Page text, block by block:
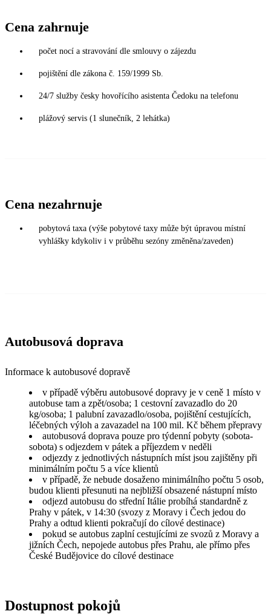
Cena zahrnuje
počet nocí a stravování dle smlouvy o zájezdu
pojištění dle zákona č. 159/1999 Sb.
24/7 služby česky hovořícího asistenta Čedoku na telefonu
plážový servis (1 slunečník, 2 lehátka)
Cena nezahrnuje
pobytová taxa (výše pobytové taxy může být úpravou místní
vyhlášky kdykoliv i v průběhu sezóny změněna/zaveden)
Autobusová doprava
Informace k autobusové dopravě
v případě výběru autobusové dopravy je v ceně 1 místo v
autobuse tam a zpět/osoba; 1 cestovní zavazadlo do 20
kg/osoba; 1 palubní zavazadlo/osoba, pojištění cestujících,
léčebných výloh a zavazadel na 100 mil. Kč během přepravy
autobusová doprava pouze pro týdenní pobyty (sobota-
sobota) s odjezdem v pátek a příjezdem v neděli
odjezdy z jednotlivých nástupních míst jsou zajištěny při
minimálním počtu 5 a více klientů
v případě, že nebude dosaženo minimálního počtu 5 osob,
budou klienti přesunuti na nejbližší obsazené nástupní místo
odjezd autobusu do střední Itálie probíhá standardně z
Prahy v pátek, v 14:30 (svozy z Moravy i Čech jedou do
Prahy a odtud klienti pokračují do cílové destinace)
pokud se autobus zaplní cestujícími ze svozů z Moravy a
jižních Čech, nepojede autobus přes Prahu, ale přímo přes
České Budějovice do cílové destinace
Dostupnost pokojů